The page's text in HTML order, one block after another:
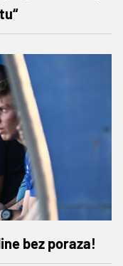
bez poraza!